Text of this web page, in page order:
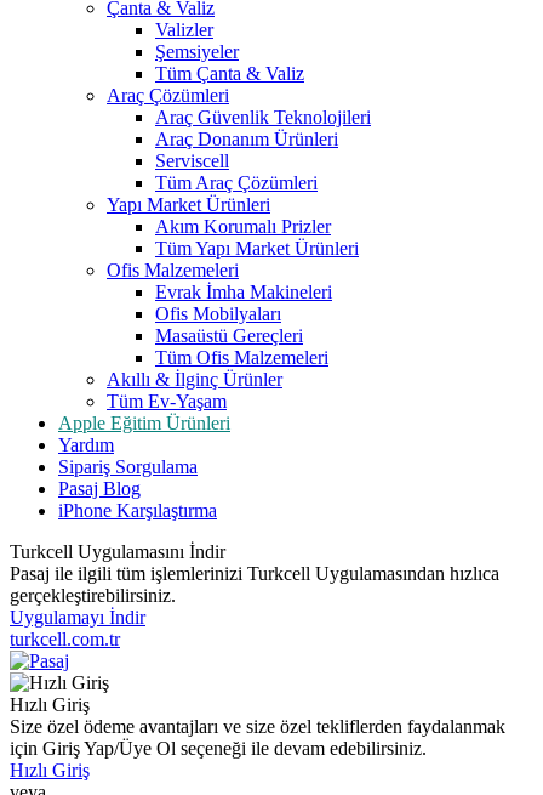
Çanta & Valiz
Valizler
Şemsiyeler
Tüm Çanta & Valiz
Araç Çözümleri
Araç Güvenlik Teknolojileri
Araç Donanım Ürünleri
Serviscell
Tüm Araç Çözümleri
Yapı Market Ürünleri
Akım Korumalı Prizler
Tüm Yapı Market Ürünleri
Ofis Malzemeleri
Evrak İmha Makineleri
Ofis Mobilyaları
Masaüstü Gereçleri
Tüm Ofis Malzemeleri
Akıllı & İlginç Ürünler
Tüm Ev-Yaşam
Apple Eğitim Ürünleri
Yardım
Sipariş Sorgulama
Pasaj Blog
iPhone Karşılaştırma
Turkcell Uygulamasını İndir
Pasaj ile ilgili tüm işlemlerinizi Turkcell Uygulamasından hızlıca
gerçekleştirebilirsiniz.
Uygulamayı İndir
turkcell.com.tr
Hızlı Giriş
Size özel ödeme avantajları ve size özel tekliflerden faydalanmak
için Giriş Yap/Üye Ol seçeneği ile devam edebilirsiniz.
Hızlı Giriş